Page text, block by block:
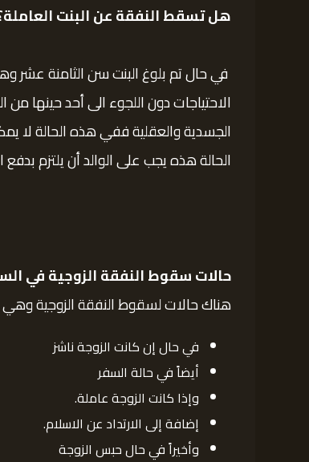
هل تسقط النفقة عن البنت
في حال تم بلوغ البنت سن الثامنة
الاحتياجات دون اللجوء الى أحد حينها
الجسدية والعقلية ففي هذه الحالة
الحالة هذه يجب على الوالد أن يلتزم
حالات سقوط النفقة الزوجية في
هناك حالات لسقوط النفقة الزوجية وهي
في حال إن كانت الزوجة ناشز
أيضاً في حالة السفر
وإذا كانت الزوجة عاملة.
إضافة إلى الارتداد عن الاسلام.
وأخيراً في حال حبس الزوجة